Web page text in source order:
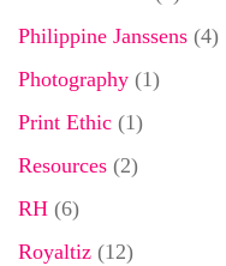
Philippine Janssens (4)
Photography (1)
Print Ethic (1)
Resources (2)
RH (6)
Royaltiz (12)